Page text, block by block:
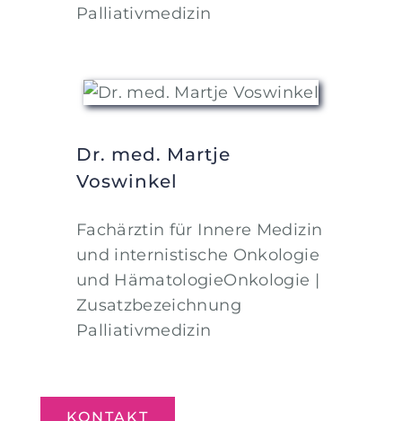
Palliativmedizin
Dr. med. Martje
Voswinkel
Fachärztin für Innere Medizin
und internistische Onkologie
und HämatologieOnkologie |
Zusatzbezeichnung
Palliativmedizin
KONTAKT